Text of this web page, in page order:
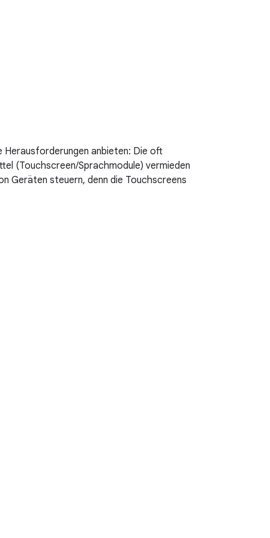
anbieten: Die oft
(Touchscreen/Sprachmodule) vermieden
Geräten steuern, denn die Touchscreens